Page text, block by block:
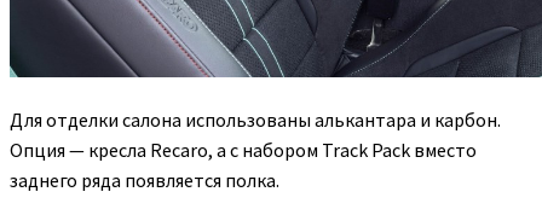
Для отделки салона использованы алькантара и карбон.
Опция — кресла Recaro, а с набором Track Pack вместо
заднего ряда появляется полка.